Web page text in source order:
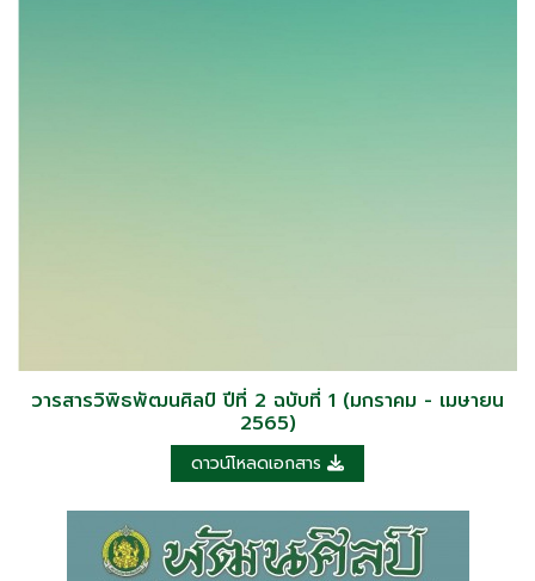
วารสารวิพิธพัฒนศิลป์ ปีที่ 2 ฉบับที่ 1 (มกราคม - เมษายน
2565)
ดาวน์โหลดเอกสาร